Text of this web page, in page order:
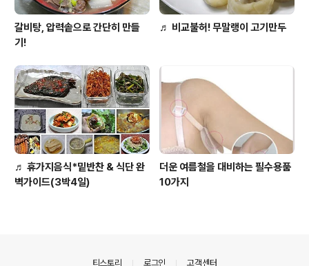
갈비탕, 압력솥으로 간단히 만들
기!
♬ 비교불허! 무말랭이 고기만두
♬ 휴가지음식*밑반찬 & 식단 완
벽가이드(3박4일)
더운 여름철을 대비하는 필수용품
10가지
티스토리 로그인 고객센터